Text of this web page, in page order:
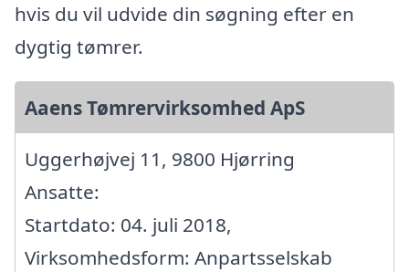
hvis du vil udvide din søgning efter en
dygtig tømrer.
Aaens Tømrervirksomhed ApS
Uggerhøjvej 11, 9800 Hjørring
Ansatte:
Startdato: 04. juli 2018,
Virksomhedsform: Anpartsselskab